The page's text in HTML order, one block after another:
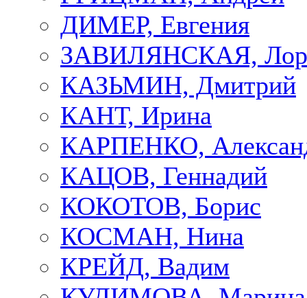
ДИМЕР, Евгения
ЗАВИЛЯНСКАЯ,
КАЗЬМИН, Дмитрий
КАНТ, Ирина
КАРПЕНКО,
КАЦОВ, Геннадий
КОКОТОВ, Борис
КОСМАН, Нина
КРЕЙД, Вадим